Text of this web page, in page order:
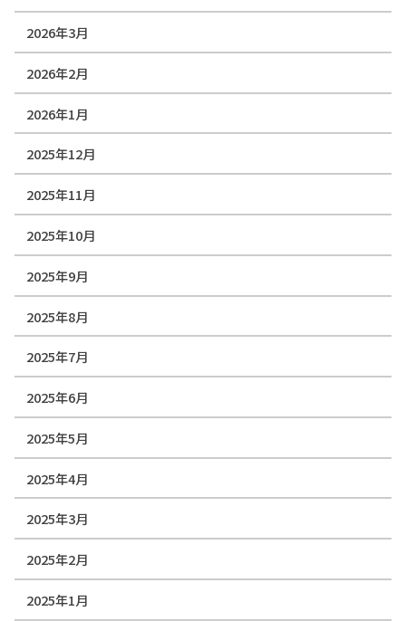
2026年3月
2026年2月
2026年1月
2025年12月
2025年11月
2025年10月
2025年9月
2025年8月
2025年7月
2025年6月
2025年5月
2025年4月
2025年3月
2025年2月
2025年1月